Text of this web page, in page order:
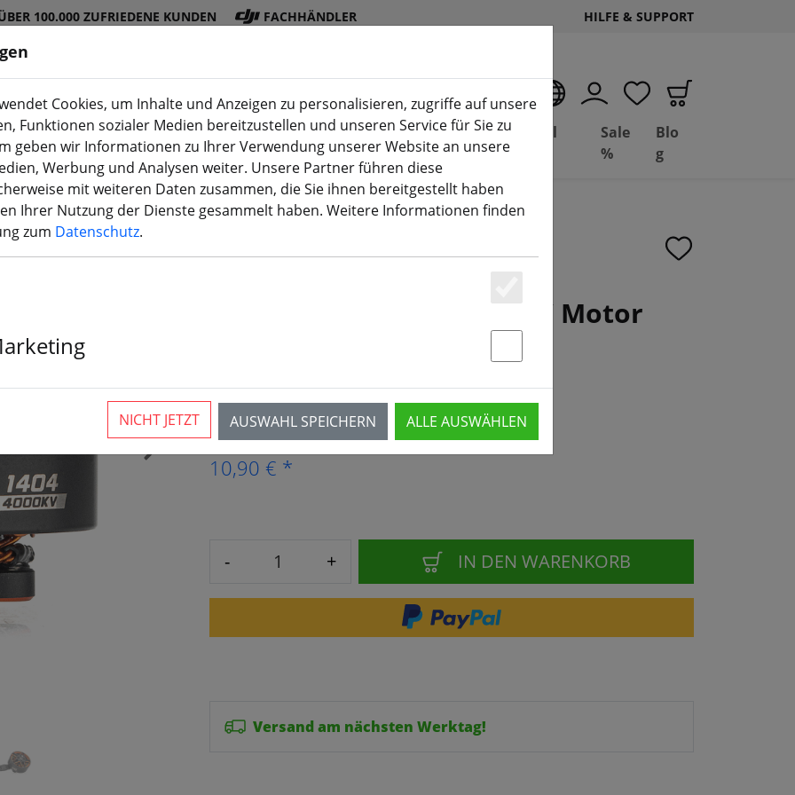
100.000 ZUFRIEDENE KUNDEN FACHHÄNDLER HILFE & SUPPORT
DJI
Shop
Akku
s
Propelle
r
Zubehö
r
3D
Druck(aktuelle Seite)
Deal
Depot
Basil
Sale
%
Blo
g
VCI Hobby Spark 1404 FPV Motor
›
8 Stück verfügbar
10,90 € *
- + IN DEN WARENKORB
Versand am nächsten Werktag!
Cookies, um Inhalte und Anzeigen zu personalisieren, zugriffe auf unsere
Funktionen sozialer Medien bereitzustellen und unseren Service für Sie zu
geben wir Informationen zu Ihrer Verwendung unserer Website an unsere
Werbung und Analysen weiter. Unsere Partner führen diese
mit weiteren Daten zusammen, die Sie ihnen bereitgestellt haben
Ihrer Nutzung der Dienste gesammelt haben. Weitere Informationen finden
zum Datenschutz.
Essenziell
AUSWAHL SPEICHERN ALLE AUSWÄHLEN
NICHT JETZT